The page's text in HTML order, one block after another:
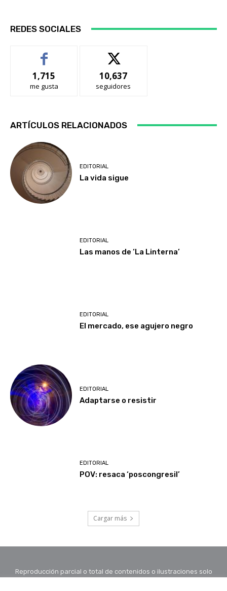
REDES SOCIALES
1,715
me gusta
10,637
seguidores
ARTÍCULOS RELACIONADOS
EDITORIAL
La vida sigue
EDITORIAL
Las manos de ‘La Linterna’
EDITORIAL
El mercado, ese agujero negro
EDITORIAL
Adaptarse o resistir
EDITORIAL
POV: resaca ‘poscongresil’
Cargar más
Reproducción parcial o total de contenidos o ilustraciones solo